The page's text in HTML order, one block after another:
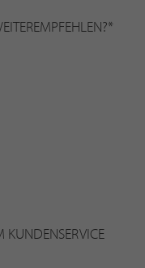
*
KUNDENSERVICE